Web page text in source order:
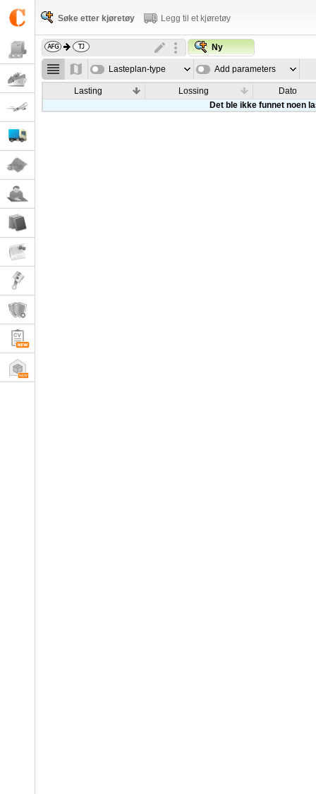
Søke etter kjøretøy Legg til et kjøretøy
Ny
Lasteplan-type Add parameters
Lasting Lossing
Dato
Det ble ikke funnet noen